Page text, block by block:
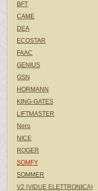
BFT
CAME
DEA
ECOSTAR
FAAC
GENIUS
GSN
HORMANN
KING-GATES
LIFTMASTER
Nero
NICE
ROGER
SOMFY
SOMMER
V2 (VIDUE ELETTRONICA)